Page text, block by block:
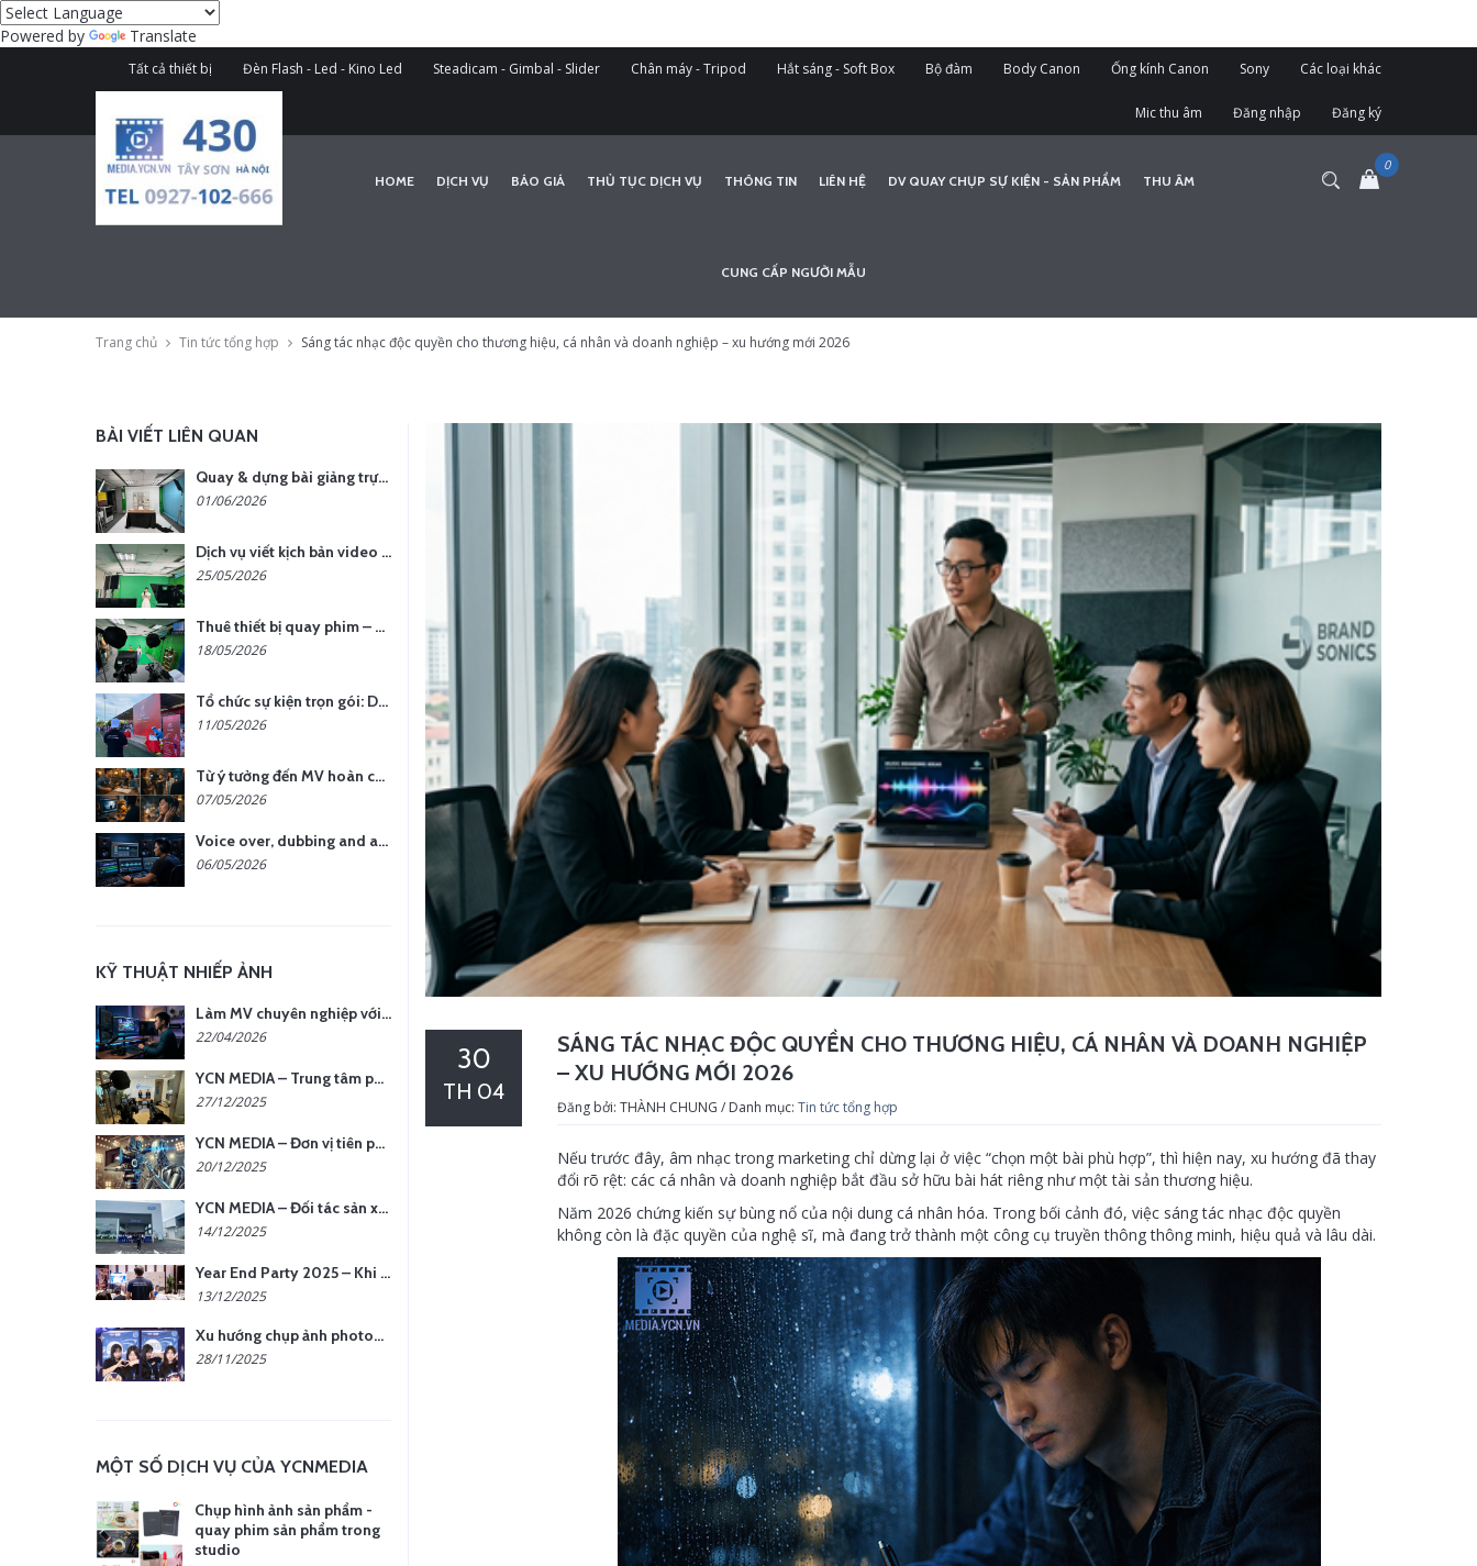
Powered by Translate
Tất cả thiết bị Đèn Flash - Led - Kino Led Steadicam - Gimbal - Slider Chân máy - Tripod Hắt sáng - Soft Box Bộ đàm Body Canon Ống kính Canon Sony Các loại khác
Mic thu âm Đăng nhập Đăng ký
HOME DỊCH VỤ BÁO GIÁ THỦ TỤC DỊCH VỤ THÔNG TIN LIÊN HỆ DV QUAY CHỤP SỰ KIỆN - SẢN PHẨM THU ÂM
CUNG CẤP NGƯỜI MẪU
Trang chủ Tin tức tổng hợp Sáng tác nhạc độc quyền cho thương hiệu, cá nhân và doanh nghiệp – xu hướng mới 2026
SÁNG TÁC NHẠC ĐỘC QUYỀN CHO THƯƠNG HIỆU, CÁ NHÂN VÀ DOANH NGHIỆP
– XU HƯỚNG MỚI 2026
30
TH 04
Đăng bởi: THÀNH CHUNG / Danh mục: Tin tức tổng hợp
Nếu trước đây, âm nhạc trong marketing chỉ dừng lại ở việc “chọn một bài phù hợp”, thì hiện nay, xu hướng đã thay
đổi rõ rệt: các cá nhân và doanh nghiệp bắt đầu sở hữu bài hát riêng như một tài sản thương hiệu.
Năm 2026 chứng kiến sự bùng nổ của nội dung cá nhân hóa. Trong bối cảnh đó, việc sáng tác nhạc độc quyền
không còn là đặc quyền của nghệ sĩ, mà đang trở thành một công cụ truyền thông thông minh, hiệu quả và lâu dài.
BÀI VIẾT LIÊN QUAN
Quay & dựng bài giảng trực tuyến – Xu hướng đào tạo thời đại số
01/06/2026
Dịch vụ viết kịch bản video – Bước quan trọng quyết định thành công nội dung
25/05/2026
Thuê thiết bị quay phim – chụp ảnh: Giải pháp tối ưu chi phí cho doanh nghiệp
18/05/2026
Tổ chức sự kiện trọn gói: Doanh nghiệp được gì khi chọn đơn vị chuyên nghiệp?
11/05/2026
Từ ý tưởng đến MV hoàn chỉnh: giải pháp trọn gói tại YCN Media
07/05/2026
Voice over, dubbing and audio production services in Vietnam for global content
06/05/2026
KỸ THUẬT NHIẾP ẢNH
Làm MV chuyên nghiệp với chi phí tối ưu: nên chọn quay thực tế hay video AI?
22/04/2026
YCN MEDIA – Trung tâm phụ kiện quay chụp tại Hà Nội
27/12/2025
YCN MEDIA – Đơn vị tiên phong sản xuất hình ảnh & âm thanh bằng AI tại Hà Nội
20/12/2025
YCN MEDIA – Đối tác sản xuất hình ảnh chuyên nghiệp cho doanh nghiệp tại Hà Nội
14/12/2025
Year End Party 2025 – Khi Khoảnh Khắc Trở Thành Dấu Ấn | Gói Ưu Đãi Tháng 12 Từ YCN Media
13/12/2025
Xu hướng chụp ảnh photobooth tại các sự kiện hiện nay
28/11/2025
MỘT SỐ DỊCH VỤ CỦA YCNMEDIA
Chụp hình ảnh sản phẩm -
quay phim sản phẩm trong
studio